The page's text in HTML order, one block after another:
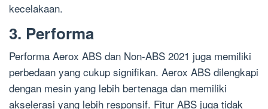
kecelakaan.
3. Performa
Performa Aerox ABS dan Non-ABS 2021 juga memiliki
perbedaan yang cukup signifikan. Aerox ABS dilengkapi
dengan mesin yang lebih bertenaga dan memiliki
akselerasi yang lebih responsif. Fitur ABS juga tidak